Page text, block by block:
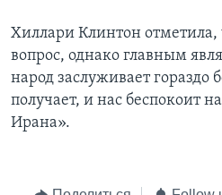
Хиллари Клинтон отметила,
вопрос, однако главным
народ заслуживает гораздо
получает, и нас беспокоит
Ирана».